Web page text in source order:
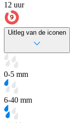
12 uur
Uitleg van de iconen
0-5 mm
6-40 mm